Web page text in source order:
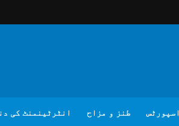
اسپورٹس طنز و مزاح انٹرٹینمنٹ کی